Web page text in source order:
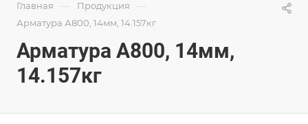
Главная — Продукция —
Арматура А800, 14мм, 14.157кг
Арматура А800, 14мм,
14.157кг